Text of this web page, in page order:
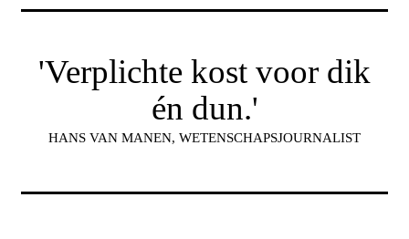
'Verplichte kost voor dik
én dun.'
HANS VAN MANEN, WETENSCHAPSJOURNALIST